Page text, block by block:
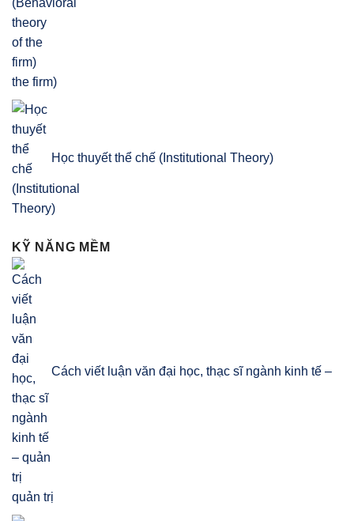
the firm)
Học thuyết thể chế (Institutional Theory)
KỸ NĂNG MỀM
Cách viết luận văn đại học, thạc sĩ ngành kinh tế –
quản trị